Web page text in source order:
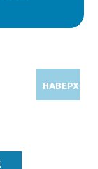
НАВЕРХ